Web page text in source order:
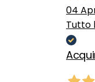
04
Tutto